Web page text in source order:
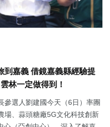
到嘉義 借鏡嘉義縣經驗提
林一定做得到！
參選人劉建國今天（6日）率團
場、蒜頭糖廠5G文化科技創新